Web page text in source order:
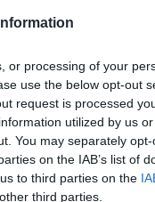
or processing of your
use the below opt-out
request is processed
utilized by us
You may separately
on the IAB’s list of
to third parties on the
third parties.
der to rivaler
gjøre opp om
terrengløpet.
med stang-ut for
– Jeg misdømte siste
50/50 duell, og jeg følte